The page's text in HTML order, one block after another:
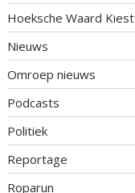
Hoeksche Waard Kiest
Nieuws
Omroep nieuws
Podcasts
Politiek
Reportage
Roparun